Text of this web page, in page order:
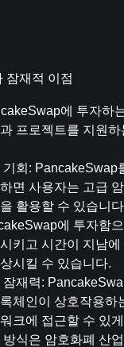
잠재적 이점
에 투자하
프로젝트를 지원하
회 : PancakeSwap
면 사용자는 고급
활용할 수 있습니
에 투자함
키고 시간이 지남
시킬 수 있습니다.
재력:
체인이 상호작용하
크에 접근할 수 있
방식은 암호화폐 산